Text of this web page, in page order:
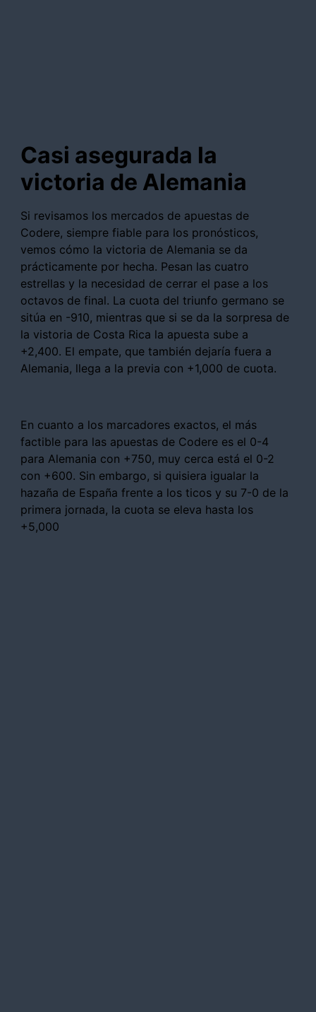
Casi asegurada la
victoria de Alemania
Si revisamos los mercados de apuestas de
Codere, siempre fiable para los pronósticos,
vemos cómo la victoria de Alemania se da
prácticamente por hecha. Pesan las cuatro
estrellas y la necesidad de cerrar el pase a los
octavos de final. La cuota del triunfo germano se
sitúa en -910, mientras que si se da la sorpresa de
la vistoria de Costa Rica la apuesta sube a
+2,400. El empate, que también dejaría fuera a
Alemania, llega a la previa con +1,000 de cuota.
En cuanto a los marcadores exactos, el más
factible para las apuestas de Codere es el 0-4
para Alemania con +750, muy cerca está el 0-2
con +600. Sin embargo, si quisiera igualar la
hazaña de España frente a los ticos y su 7-0 de la
primera jornada, la cuota se eleva hasta los
+5,000